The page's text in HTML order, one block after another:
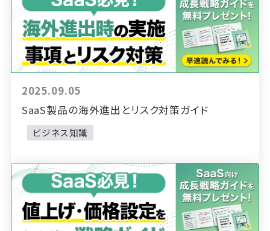
2025.09.05
SaaS製品の海外進出とリスク対策ガイド
ビジネス知識